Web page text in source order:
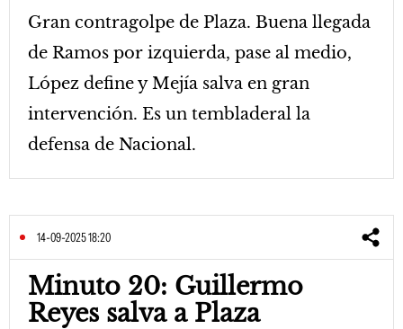
Gran contragolpe de Plaza. Buena llegada
de Ramos por izquierda, pase al medio,
López define y Mejía salva en gran
intervención. Es un tembladeral la
defensa de Nacional.
14-09-2025 18:20
Minuto 20: Guillermo
Reyes salva a Plaza